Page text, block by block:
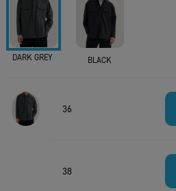
DARK GREY BLACK
36
38